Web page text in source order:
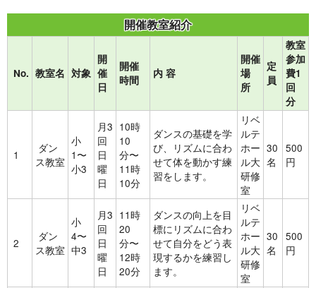
開催教室紹介
No. 教室名 対象
開
催
日
開催
時間
内 容
開催
場
所
定
員
教室
参加
費1
回
分
1
ダン
ス教室
小
1〜
小3
月3
回
日
曜
日
10時
10
分〜
11時
10分
ダンスの基礎を学
び、リズムに合わ
せて体を動かす練
習をします。
リベ
ルテ
ホー
ル大
研修
室
30
名
500
円
2
ダン
ス教室
小
4〜
中3
月3
回
日
曜
日
11時
20
分〜
12時
20分
ダンスの向上を目
標にリズムに合わ
せて自分をどう表
現するかを練習し
ます。
リベ
ルテ
ホー
ル大
研修
室
30
名
500
円